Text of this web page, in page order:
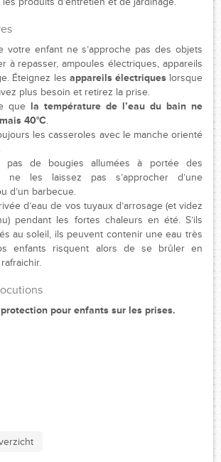
votre enfant ne s’approche pas des objets
à repasser, ampoules électriques, appareils
Éteignez les appareils électriques lorsque
plus besoin et retirez la prise.
que la température de l’eau du bain ne
40°C.
les casseroles avec le manche orienté
pas de bougies allumées à portée des
ne les laissez pas s’approcher d’une
d’un barbecue.
d’eau de vos tuyaux d’arrosage (et videz
pendant les fortes chaleurs en été. S’ils
au soleil, ils peuvent contenir une eau très
enfants risquent alors de se brûler en
protection pour enfants sur les prises.